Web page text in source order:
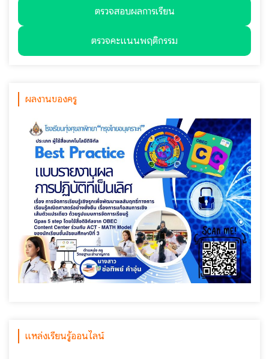
ตรวจสอบผลการเรียน
ตรวจคะแนนพฤติกรรม
ผลงานของครู
แหล่งเรียนรู้ออนไลน์